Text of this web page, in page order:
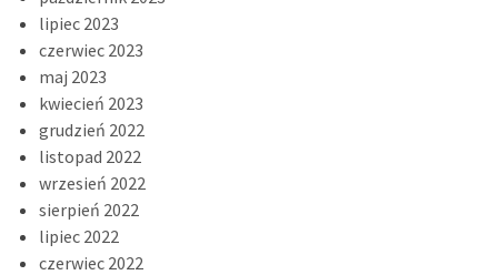
lipiec 2023
czerwiec 2023
maj 2023
kwiecień 2023
grudzień 2022
listopad 2022
wrzesień 2022
sierpień 2022
lipiec 2022
czerwiec 2022